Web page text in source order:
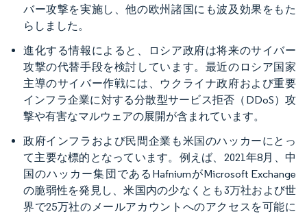
バー攻撃を実施し、他の欧州諸国にも波及効果をもた
らしました。
進化する情報によると、ロシア政府は将来のサイバー
攻撃の代替手段を検討しています。最近のロシア国家
主導のサイバー作戦には、ウクライナ政府および重要
インフラ企業に対する分散型サービス拒否（DDoS）攻
撃や有害なマルウェアの展開が含まれています。
政府インフラおよび民間企業も米国のハッカーにとっ
て主要な標的となっています。例えば、2021年8月、中
国のハッカー集団であるHafniumがMicrosoft Exchange
の脆弱性を発見し、米国内の少なくとも3万社および世
界で25万社のメールアカウントへのアクセスを可能に